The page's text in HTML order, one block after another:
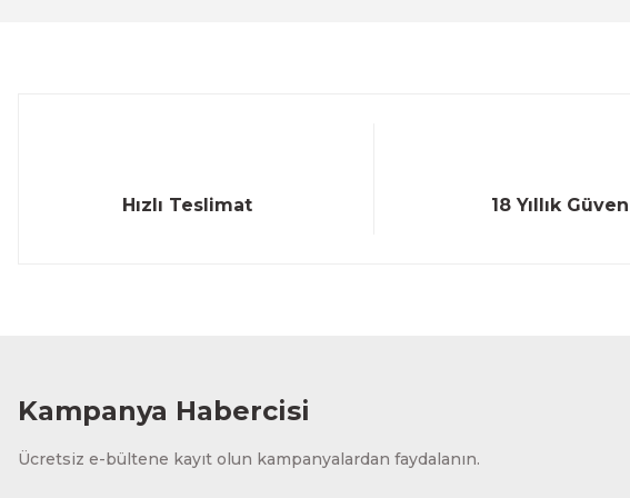
Hızlı Teslimat 18 Yıllık Güven
Kampanya Habercisi
Ücretsiz e-bültene kayıt olun kampanyalardan faydalanın.